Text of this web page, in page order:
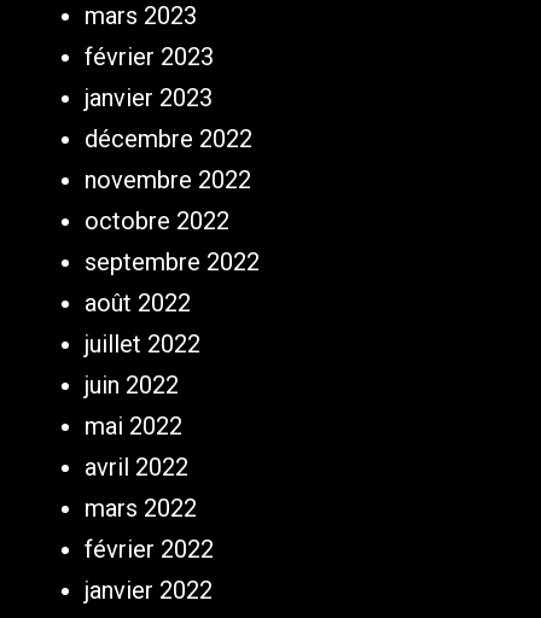
mars 2023
février 2023
janvier 2023
décembre 2022
novembre 2022
octobre 2022
septembre 2022
août 2022
juillet 2022
juin 2022
mai 2022
avril 2022
mars 2022
février 2022
janvier 2022